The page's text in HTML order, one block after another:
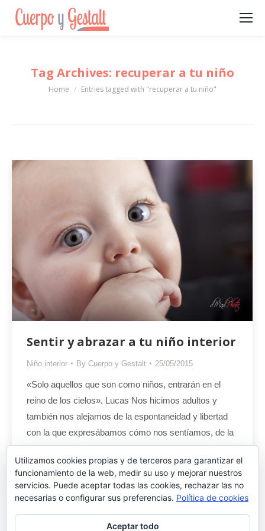
Tag Archives: recuperar a tu niño
You are here:
Home Entries tagged with "recuperar a tu niño"
Sentir y abrazar a tu niño interior
Niño interior By Cuerpo y Gestalt 25/05/2015
«Solo aquellos que son como niños, entrarán en el
reino de los cielos». Lucas Nos hicimos adultos y
también nos alejamos de la espontaneidad y libertad
con la que expresábamos cómo nos sentíamos, de la
frescura con la que jugábamos, bailábamos o nos
subíamos muy alto (a un árbol, columpio o valla), de la
facilidad…
Utilizamos cookies propias y de terceros para garantizar el
funcionamiento de la web, medir su uso y mejorar nuestros
servicios. Puede aceptar todas las cookies, rechazar las no
necesarias o configurar sus preferencias. Política de cookies
Aceptar todo